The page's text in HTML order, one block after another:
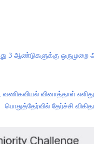
3 ஆண்டுகளுக்கு ஒருமுறை
வினாத்தாள்
பொதுத்தேர்வில் தேர்ச்சி